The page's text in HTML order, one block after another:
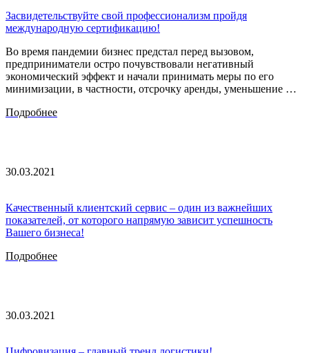
Засвидетельствуйте свой профессионализм пройдя
международную сертификацию!
Во время пандемии бизнес предстал перед вызовом,
предприниматели остро почувствовали негативный
экономический эффект и начали принимать меры по его
минимизации, в частности, отсрочку аренды, уменьшение …
Подробнее
30.03.2021
Качественный клиентский сервис – один из важнейших
показателей, от которого напрямую зависит успешность
Вашего бизнеса!
Подробнее
30.03.2021